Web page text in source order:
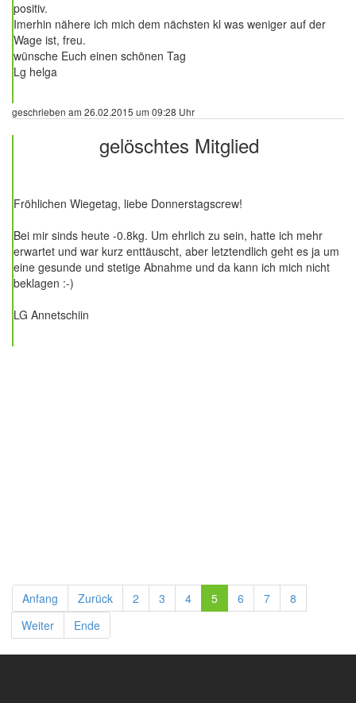
positiv.
Imerhin nähere ich mich dem nächsten kl was weniger auf der
Wage ist, freu.
wünsche Euch einen schönen Tag
Lg helga
geschrieben am 26.02.2015 um 09:28 Uhr
gelöschtes Mitglied
Fröhlichen Wiegetag, liebe Donnerstagscrew!
Bei mir sinds heute -0.8kg. Um ehrlich zu sein, hatte ich mehr
erwartet und war kurz enttäuscht, aber letztendlich geht es ja um
eine gesunde und stetige Abnahme und da kann ich mich nicht
beklagen :-)
LG Annetschiin
Anfang Zurück 2 3 4 5 6 7
8
Weiter
Ende